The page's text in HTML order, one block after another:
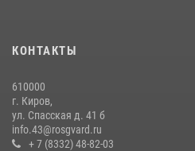
В Кирове и Кирово-Чепецке
подозреваемых в хулиганстве
19 июля 2026, 07:00
КОНТАКТЫ
610000
г. Киров,
ул. Спасская д. 41 б
info.43@rosgvard.ru
+ 7 (8332) 48-82-03